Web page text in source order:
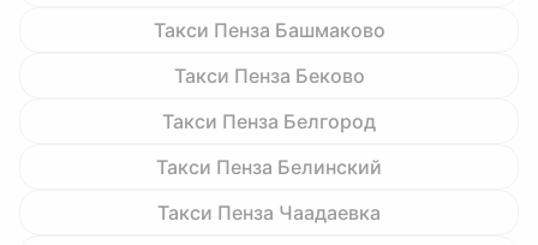
Такси Пенза Башмаково
Такси Пенза Беково
Такси Пенза Белгород
Такси Пенза Белинский
Такси Пенза Чаадаевка